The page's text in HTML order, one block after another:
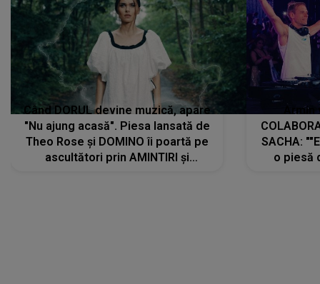
Când DORUL devine muzică, apare
"Nu ajung acasă". Piesa lansată de
Theo Rose și DOMINO îi poartă pe
ascultători prin AMINTIRI și
SACHA:
o piesă